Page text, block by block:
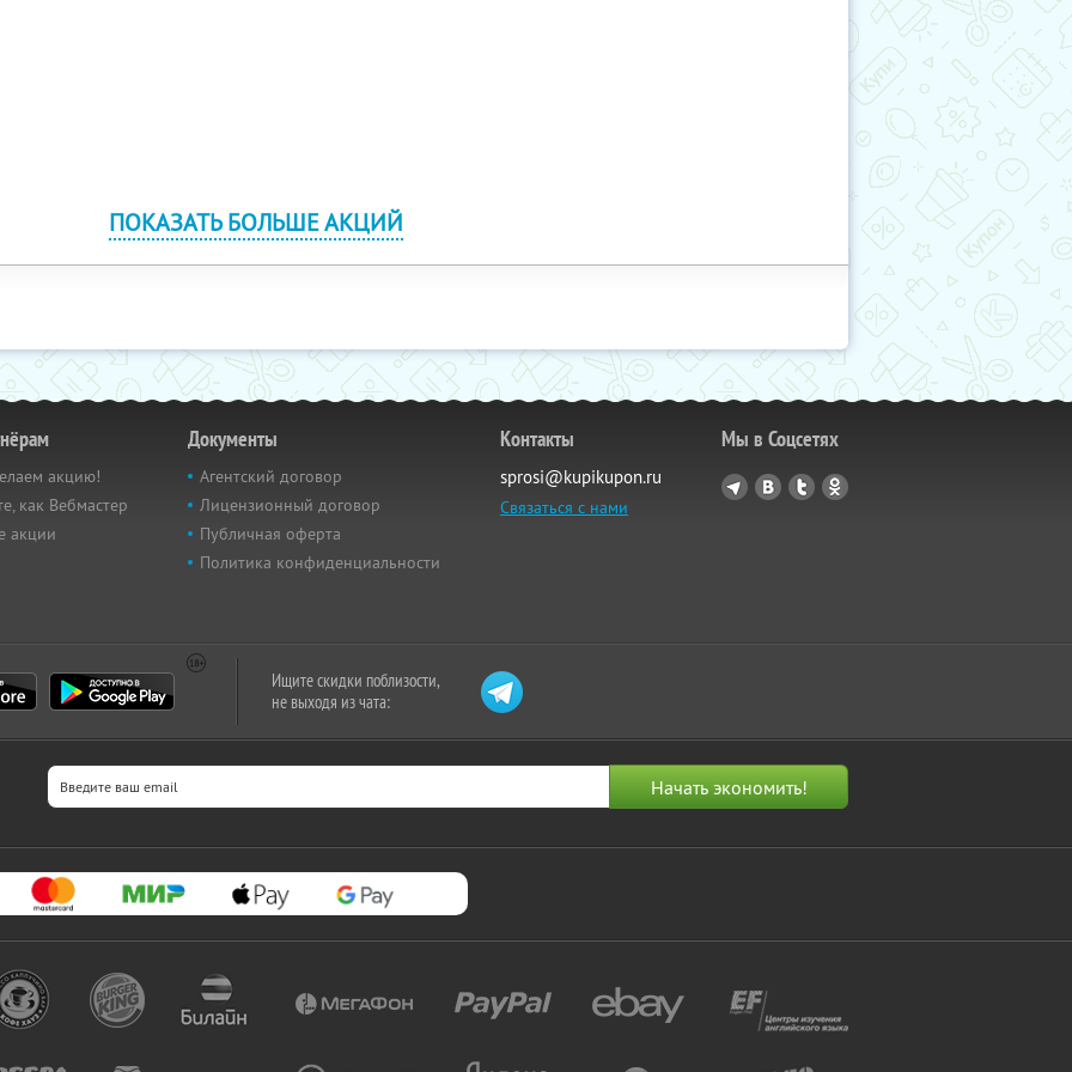
ПОКАЗАТЬ БОЛЬШЕ АКЦИЙ
акцию!
как Вебмастер
акции
Документы
Агентский договор
Лицензионный договор
Публичная оферта
Политика конфиденциальности
Контакты
sprosi@kupikupon.ru
Связаться с нами
Мы в Соцсетях
Ищите скидки поблизости,
не выходя из чата: